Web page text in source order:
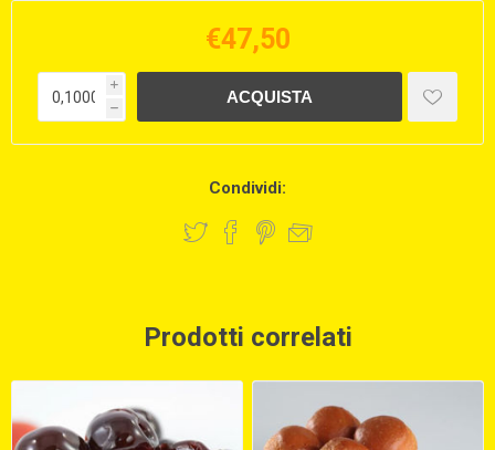
€47,50
i
h
Condividi:
Prodotti correlati